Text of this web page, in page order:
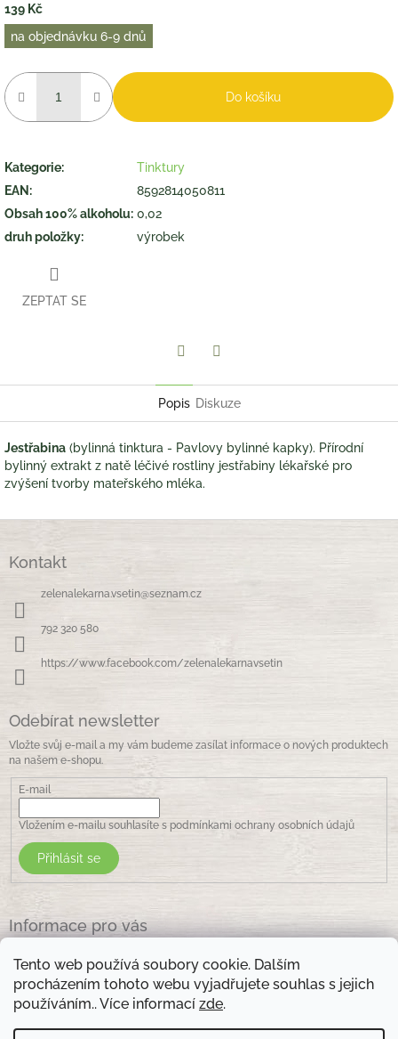
Tento web používá soubory cookie. Dalším
procházením tohoto webu vyjadřujete souhlas s jejich
používáním.. Více informací zde.
139 Kč
Měrná
cena:
na objednávku 6-9 dnů
Do košíku
Kategorie:
Tinktury
EAN :
8592814050811
Obsah 100% alkoholu: 0,02
druh položky: výrobek
ZEPTAT SE
Popis Diskuze
Jestřabina (bylinná tinktura - Pavlovy bylinné kapky). Přírodní
bylinný extrakt z natě léčivé rostliny jestřabiny lékařské pro
zvýšení tvorby mateřského mléka.
Kontakt
zelenalekarna.vsetin@seznam.cz
792 320 580
https://www.facebook.com/zelenalekarnavsetin
Odebírat newsletter
Vložte svůj e-mail a my vám budeme zasílat informace o nových produktech
na našem e-shopu.
E-mail
Vložením e-mailu souhlasíte s podmínkami ochrany osobních údajů
Přihlásit se
Informace pro vás
Obchodní podmínky
Podmínky ochrany osobních údajů
Kontakty